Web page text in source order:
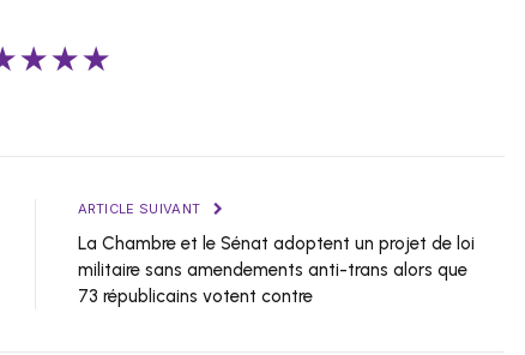
ARTICLE SUIVANT
La Chambre et le Sénat adoptent un projet de loi
militaire sans amendements anti-trans alors que
73 républicains votent contre